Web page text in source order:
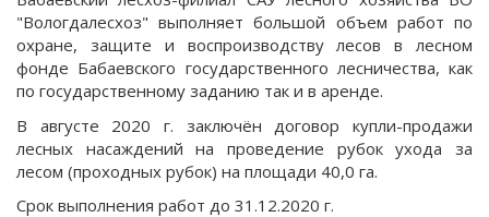
"Вологдалесхоз" выполняет большой объем работ по
охране, защите и воспроизводству лесов в лесном
фонде Бабаевского государственного лесничества, как
по государственному заданию так и в аренде.
В августе 2020 г. заключён договор купли-продажи
лесных насаждений на проведение рубок ухода за
лесом (проходных рубок) на площади 40,0 га.
Срок выполнения работ до 31.12.2020 г.